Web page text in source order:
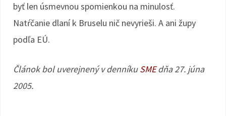
byť len úsmevnou spomienkou na minulosť.
Natŕčanie dlaní k Bruselu nič nevyrieši. A ani župy
podľa EÚ.
Článok bol uverejnený v denníkuSMEdňa 27. júna
2005.